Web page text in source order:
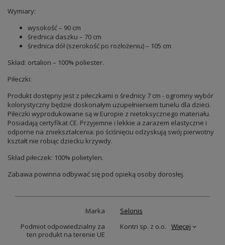
Wymiary:
wysokość – 90 cm
średnica daszku – 70 cm
średnica dół (szerokość po rozłożeniu) – 105 cm
Skład: ortalion – 100% poliester.
Piłeczki:
Produkt dostępny jest z piłeczkami o średnicy 7 cm - ogromny wybór
kolorystyczny będzie doskonałym uzupełnieniem tunelu dla dzieci.
Piłeczki wyprodukowane są w Europie z nietoksycznego materiału.
Posiadają certyfikat CE. Przyjemne i lekkie a zarazem elastyczne i
odporne na zniekształcenia: po ściśnięciu odzyskują swój pierwotny
kształt nie robiąc dziecku krzywdy.
Skład piłeczek: 100% polietylen.
Zabawa powinna odbywać się pod opieką osoby dorosłej.
Marka
Selonis
Podmiot odpowiedzialny za
ten produkt na terenie UE
Kontri sp. z o.o. Więcej